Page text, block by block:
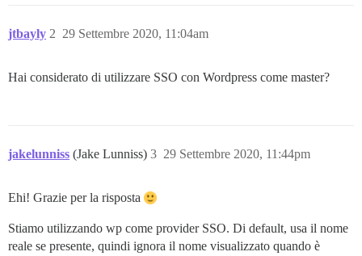
jtbayly 29 Settembre 2020, 11:04am
2
Hai considerato di utilizzare SSO con Wordpress come master?
jakelunniss (Jake Lunniss) 29 Settembre 2020, 11:44pm
3
Ehi! Grazie per la risposta
Stiamo utilizzando wp come provider SSO. Di default, usa il nome
reale se presente, quindi ignora il nome visualizzato quando è